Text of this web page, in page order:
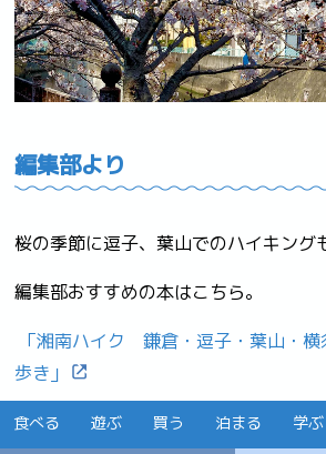
編集部より
桜の季節に逗子、葉山でのハイキング
編集部おすすめの本はこちら。
「湘南ハイク 鎌倉・逗子・葉山・横
歩き」
あたたかくなったら出かけよう♪
食べる 遊ぶ 買う 泊まる 学ぶ